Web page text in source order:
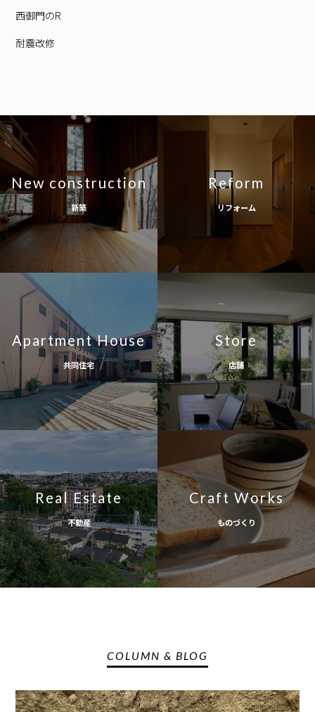
西御門のR
耐震改修
New construction
新築
Reform
リフォーム
Apartment House
共同住宅
Store
店舗
Real Estate
不動産
Craft Works
ものづくり
COLUMN & BLOG